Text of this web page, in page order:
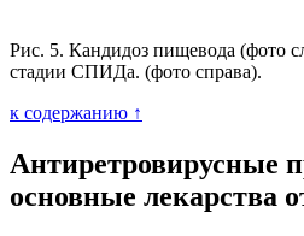
Рис. 5. Кандидоз пищевода (фото
стадии СПИДа. (фото справа).
к содержанию ↑
Антиретровирусные
основные